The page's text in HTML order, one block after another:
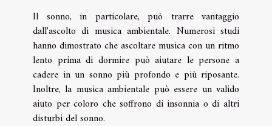
Il sonno, in particolare, può trarre vantaggio
dall'ascolto di musica ambientale. Numerosi studi
hanno dimostrato che ascoltare musica con un ritmo
lento prima di dormire può aiutare le persone a
cadere in un sonno più profondo e più riposante.
Inoltre, la musica ambientale può essere un valido
aiuto per coloro che soffrono di insonnia o di altri
disturbi del sonno.